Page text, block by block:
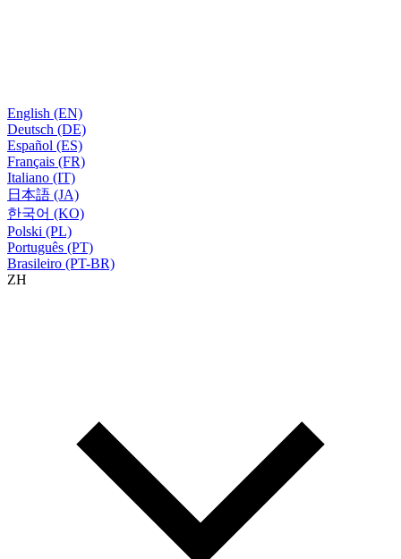
English (EN)
Deutsch (DE)
Español (ES)
Français (FR)
Italiano (IT)
日本語 (JA)
한국어 (KO)
Polski (PL)
Português (PT)
Brasileiro (PT-BR)
ZH